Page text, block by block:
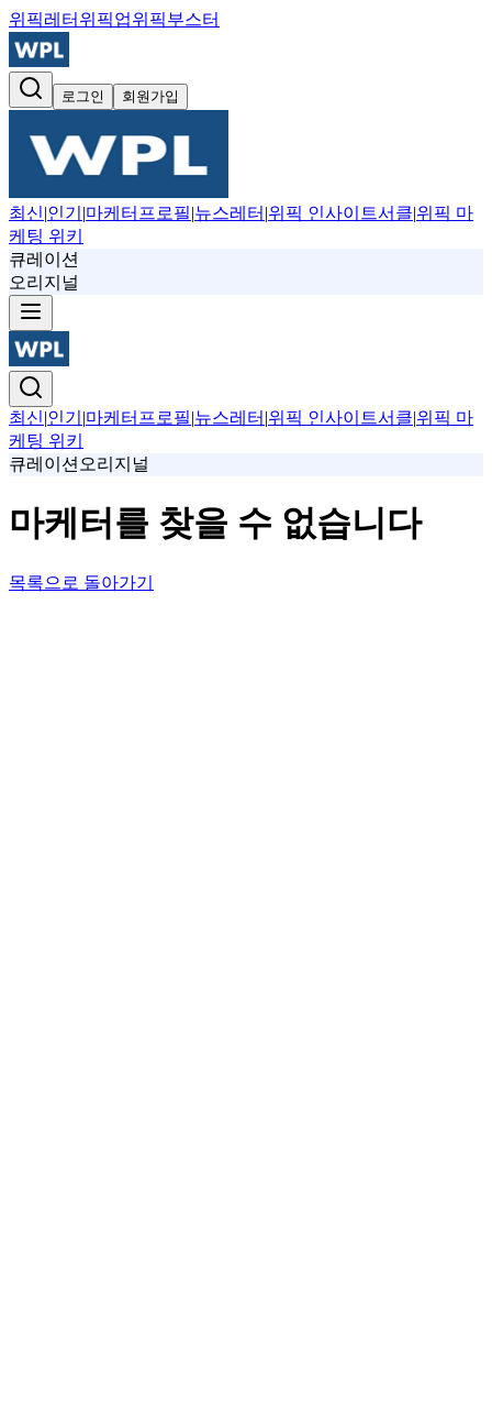
위픽레터 위픽업위픽부스터
로그인 회원가입
최신|인기 |마케터프로필|뉴스레터 |위픽 인사이트서클|위픽 마
케팅 위키
큐레이션
오리지널
최신|인기 |마케터프로필|뉴스레터 |위픽 인사이트서클|위픽 마
케팅 위키
큐레이션 오리지널
마케터를 찾을 수 없습니다
목록으로 돌아가기